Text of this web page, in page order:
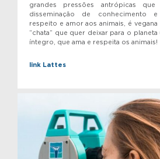
grandes pressões antrópicas
disseminação de conhecimento
respeito e amor aos animais, é vegana
“chata” que quer deixar para o
íntegro, que ama e respeita os animais!
link Lattes